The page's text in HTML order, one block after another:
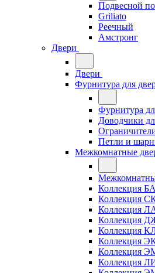
Подвесной
Griliato
Реечный
Амстронг
Двери
Двери
Фурнитура для
Фурнитура
Доводчики
Петли и
Межкомнатные
Коллекция
Коллекция
Коллекция
Коллекция
Коллекция
Коллекция
Коллекция
Коллекция